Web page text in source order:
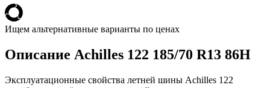
Ищем альтернативные варианты по ценах
Описание Achilles 122 185/70 R13 86H
Эксплуатационные свойства летней шины Achilles 122